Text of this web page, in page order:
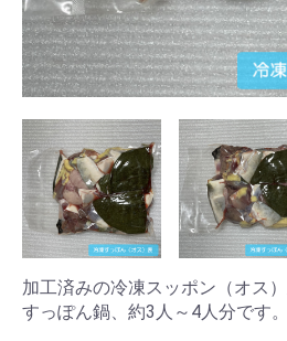
加工済みの冷凍スッポン（オス
すっぽん鍋、約3人～4人分です。